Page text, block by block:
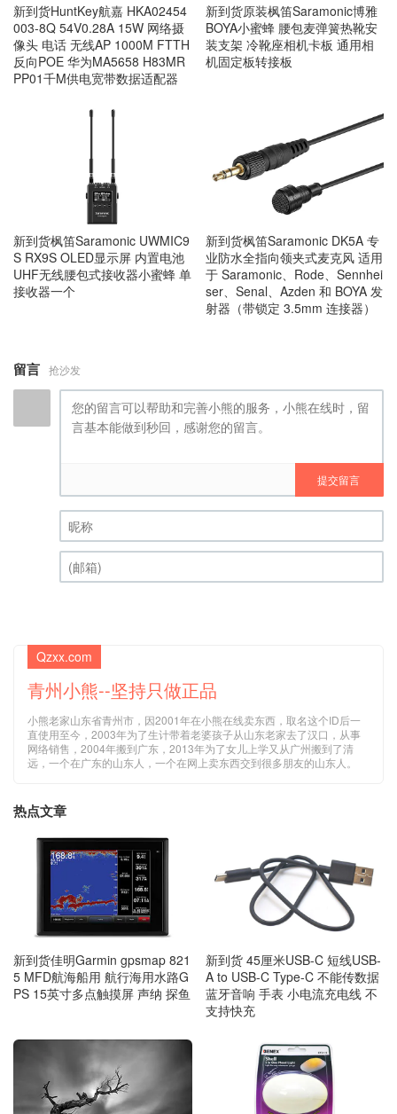
新到货HuntKey航嘉 HKA02454
003-8Q 54V0.28A 15W 网络摄
像头 电话 无线AP 1000M FTTH
反向POE 华为MA5658 H83MR
PP01千M供电宽带数据适配器
新到货原装枫笛Saramonic博雅
BOYA小蜜蜂 腰包麦弹簧热靴安
装支架 冷靴座相机卡板 通用相
机固定板转接板
新到货枫笛Saramonic UWMIC9
S RX9S OLED显示屏 内置电池
UHF无线腰包式接收器小蜜蜂 单
接收器一个
新到货枫笛Saramonic DK5A 专
业防水全指向领夹式麦克风 适用
于 Saramonic、Rode、Sennhei
ser、Senal、Azden 和 BOYA 发
射器（带锁定 3.5mm 连接器）
留言 抢沙发
提交留言
昵称 (必填)
Qzxx.com
青州小熊--坚持只做正品
小熊老家山东省青州市，因2001年在小熊在线卖东西，取名这个ID后一
直使用至今，2003年为了生计带着老婆孩子从山东老家去了汉口，从事
网络销售，2004年搬到广东，2013年为了女儿上学又从广州搬到了清
远，一个在广东的山东人，一个在网上卖东西交到很多朋友的山东人。
热点文章
新到货佳明Garmin gpsmap 821
5 MFD航海船用 航行海用水路G
PS 15英寸多点触摸屏 声纳 探鱼
新到货 45厘米USB-C 短线USB-
A to USB-C Type-C 不能传数据
蓝牙音响 手表 小电流充电线 不
支持快充